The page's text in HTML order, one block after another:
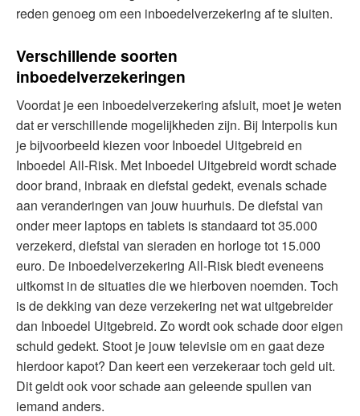
reden genoeg om een inboedelverzekering af te sluiten.
Verschillende soorten
inboedelverzekeringen
Voordat je een inboedelverzekering afsluit, moet je weten
dat er verschillende mogelijkheden zijn. Bij Interpolis kun
je bijvoorbeeld kiezen voor Inboedel Uitgebreid en
Inboedel All-Risk. Met Inboedel Uitgebreid wordt schade
door brand, inbraak en diefstal gedekt, evenals schade
aan veranderingen van jouw huurhuis. De diefstal van
onder meer laptops en tablets is standaard tot 35.000
verzekerd, diefstal van sieraden en horloge tot 15.000
euro. De inboedelverzekering All-Risk biedt eveneens
uitkomst in de situaties die we hierboven noemden. Toch
is de dekking van deze verzekering net wat uitgebreider
dan Inboedel Uitgebreid. Zo wordt ook schade door eigen
schuld gedekt. Stoot je jouw televisie om en gaat deze
hierdoor kapot? Dan keert een verzekeraar toch geld uit.
Dit geldt ook voor schade aan geleende spullen van
iemand anders.